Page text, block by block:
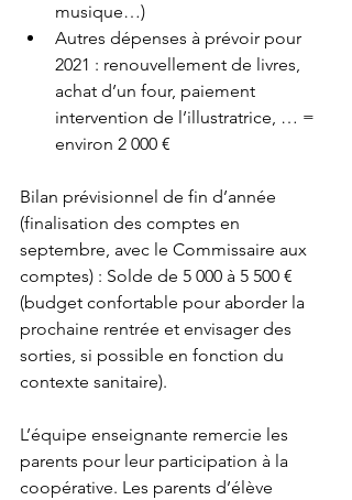
musique…)
Autres dépenses à prévoir pour
2021 : renouvellement de livres,
achat d’un four, paiement
intervention de l’illustratrice, … =
environ 2 000 €
Bilan prévisionnel de fin d’année
(finalisation des comptes en
septembre, avec le Commissaire aux
comptes) : Solde de 5 000 à 5 500 €
(budget confortable pour aborder la
prochaine rentrée et envisager des
sorties, si possible en fonction du
contexte sanitaire).
L’équipe enseignante remercie les
parents pour leur participation à la
coopérative. Les parents d’élève